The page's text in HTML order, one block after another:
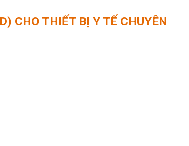
CHO THIẾT BỊ Y TẾ CHUYÊN